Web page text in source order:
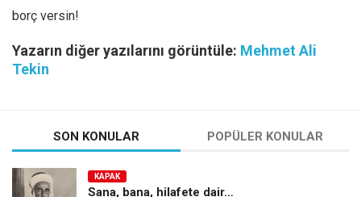
borç versin!
Yazarın diğer yazılarını görüntüle: Mehmet Ali
Tekin
SON KONULAR POPÜLER KONULAR
KAPAK
Sana, bana, hilafete dair…